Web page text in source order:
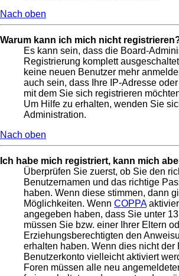
Nach oben
Warum kann ich mich nicht
Es kann sein, dass die Board-
Registrierung komplett
keine neuen Benutzer mehr
auch sein, dass Ihre IP-Adresse
mit dem Sie sich registrieren
Um Hilfe zu erhalten, wenden Sie
Administration.
Nach oben
Ich habe mich registriert, kann mich
Überprüfen Sie zuerst, ob Sie den
Benutzernamen und das richtige
haben. Wenn diese stimmen, dann
Möglichkeiten. Wenn COPPA
angegeben haben, dass Sie unter
müssen Sie bzw. einer Ihrer Eltern
Erziehungsberechtigten den
erhalten haben. Wenn dies nicht der
Benutzerkonto vielleicht aktiviert
Foren müssen alle neu